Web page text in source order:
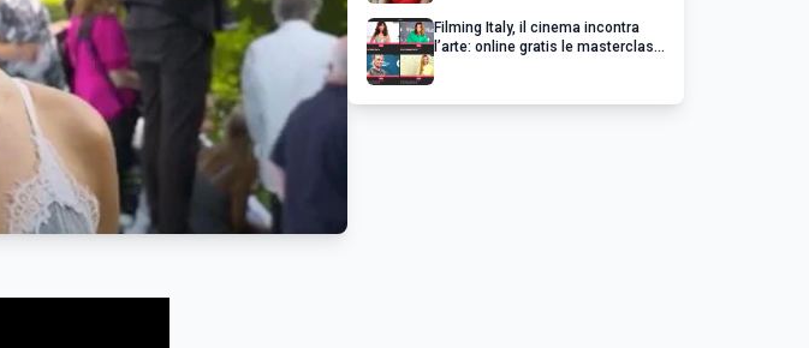
Filming Italy, il cinema incontra
l’arte: online gratis le masterclass